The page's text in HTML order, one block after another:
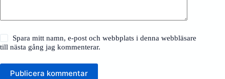
Spara mitt namn, e-post och webbplats i denna webbläsare
till nästa gång jag kommenterar.
Publicera kommentar